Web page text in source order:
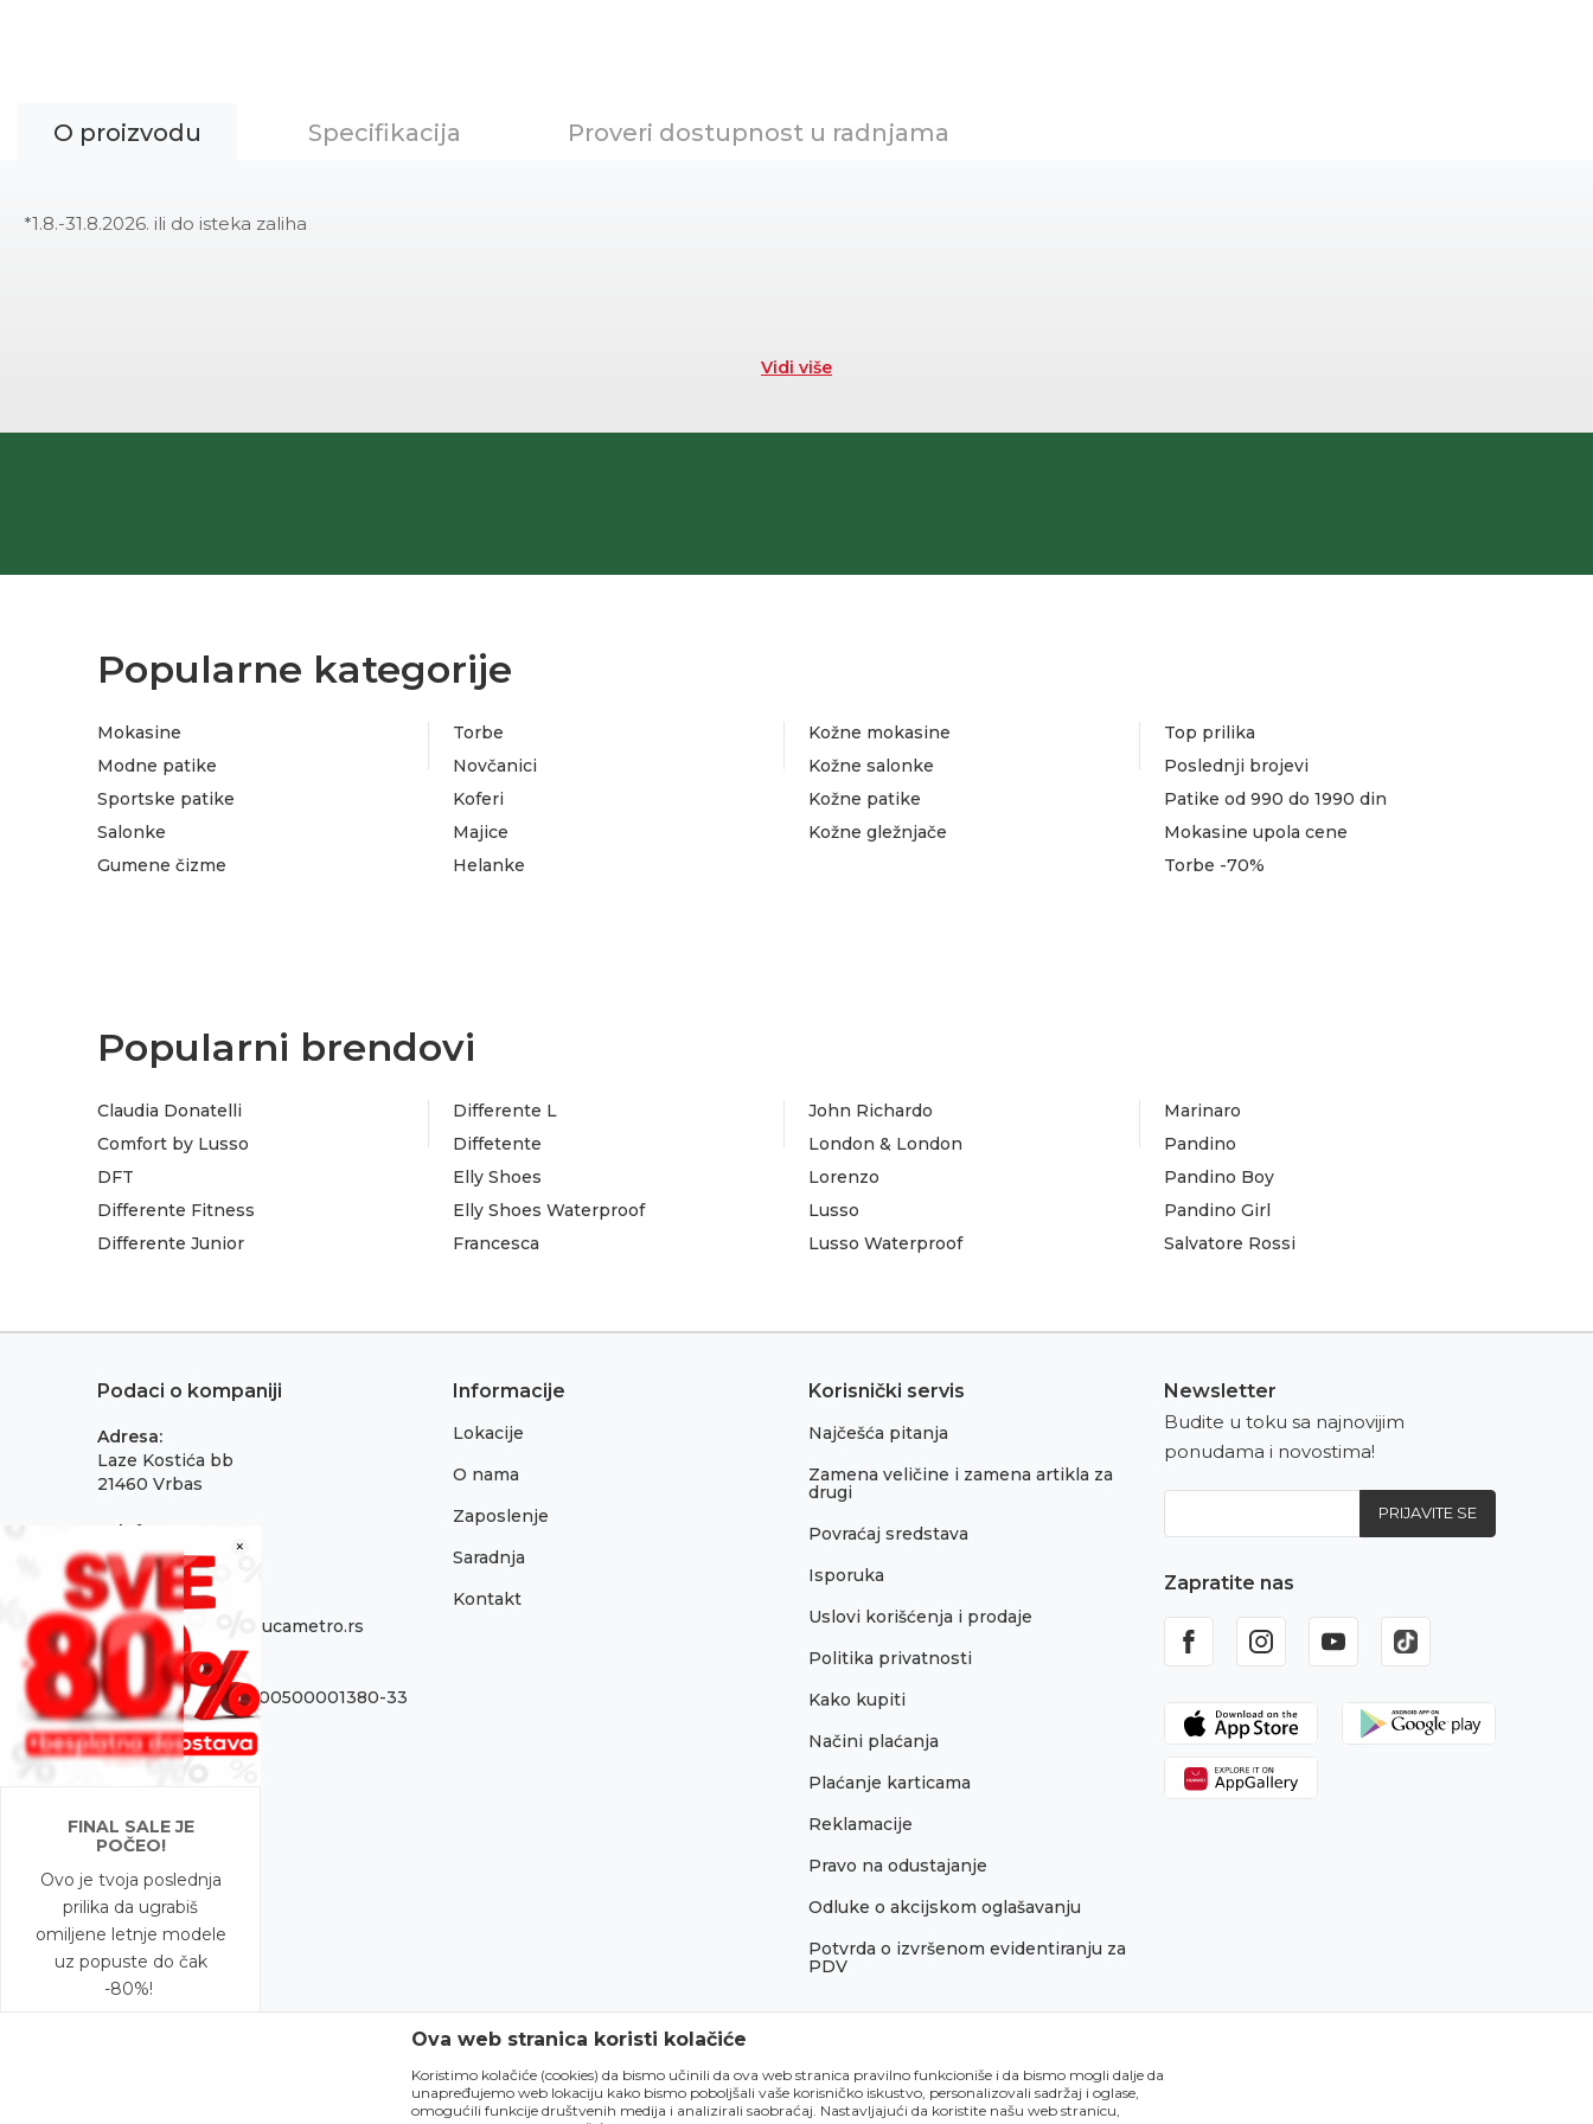
×
FINAL SALE JE
POČEO!
Ovo je tvoja poslednja
prilika da ugrabiš
omiljene letnje modele
uz popuste do čak
-80%!
O proizvodu Specifikacija Proveri dostupnost u radnjama
*1.8.-31.8.2026. ili do isteka zaliha
Vidi više
Popularne kategorije
Mokasine
Modne patike
Sportske patike
Salonke
Gumene čizme
Torbe
Novčanici
Koferi
Majice
Helanke
Kožne mokasine
Kožne salonke
Kožne patike
Kožne gležnjače
Top prilika
Poslednji brojevi
Patike od 990 do 1990 din
Mokasine upola cene
Torbe -70%
Popularni brendovi
Claudia Donatelli
Comfort by Lusso
DFT
Differente Fitness
Differente Junior
Differente L
Diffetente
Elly Shoes
Elly Shoes Waterproof
Francesca
John Richardo
London & London
Lorenzo
Lusso
Lusso Waterproof
Marinaro
Pandino
Pandino Boy
Pandino Girl
Salvatore Rossi
Podaci o kompaniji
Adresa:
Laze Kostića bb
21460 Vrbas
Telefon:
021 795 3001
Email:
onlinepodrska@obucametro.rs
Račun:
OTP Banka 325-9500500001380-33
PIB:
100637224
08698856
Informacije
Lokacije
O nama
Zaposlenje
Saradnja
Kontakt
Korisnički servis
Najčešća pitanja
Zamena veličine i zamena artikla za
drugi
Povraćaj sredstava
Isporuka
Uslovi korišćenja i prodaje
Politika privatnosti
Kako kupiti
Načini plaćanja
Plaćanje karticama
Reklamacije
Pravo na odustajanje
Odluke o akcijskom oglašavanju
Potvrda o izvršenom evidentiranju za
PDV
Newsletter
Budite u toku sa najnovijim
ponudama i novostima!
PRIJAVITE SE
Zapratite nas
Ova web stranica koristi kolačiće
Koristimo kolačiće (cookies) da bismo učinili da ova web stranica pravilno funkcioniše i da bismo mogli dalje da
unapređujemo web lokaciju kako bismo poboljšali vaše korisničko iskustvo, personalizovali sadržaj i oglase,
omogućili funkcije društvenih medija i analizirali saobraćaj. Nastavljajući da koristite našu web stranicu,